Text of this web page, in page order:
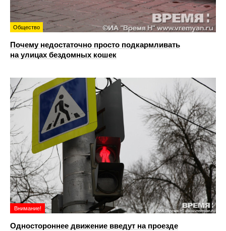
Общество
Почему недостаточно просто подкармливать
на улицах бездомных кошек
Внимание!
Одностороннее движение введут на проезде